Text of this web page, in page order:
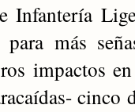
Infantería
para más
impactos
cinco